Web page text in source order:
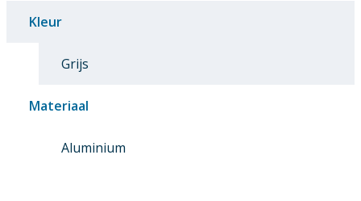
Kleur
Grijs
Materiaal
Aluminium